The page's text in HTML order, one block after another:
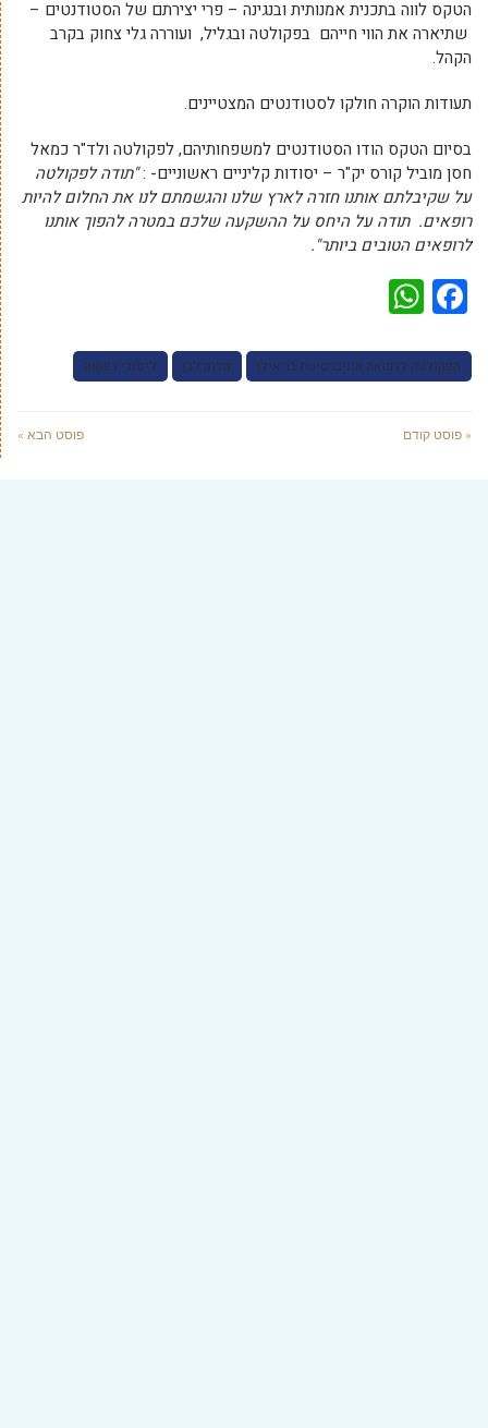
הטקס לווה בתכנית אמנותית ובנגינה – פרי יצירתם של הסטודנטים –
שתיארה את הווי חייהם בפקולטה ובגליל, ועוררה גלי צחוק בקרב
הקהל.
תעודות הוקרה חולקו לסטודנטים המצטיינים.
בסיום הטקס הודו הסטודנטים למשפחותיהם, לפקולטה ולד"ר כמאל
חסן מוביל קורס יק"ר – יסודות קליניים ראשוניים- :"תודה לפקולטה
על שקיבלתם אותנו חזרה לארץ שלנו והגשמתם לנו את החלום להיות
רופאים. תודה על היחס על ההשקעה שלכם במטרה להפוך אותנו
לרופאים הטובים ביותר".
Facebook
הפקולטה לרפואה אוניברסיטת בר אילן חלוק לבן לימודי רפואה
« פוסט קודם פוסט הבא »